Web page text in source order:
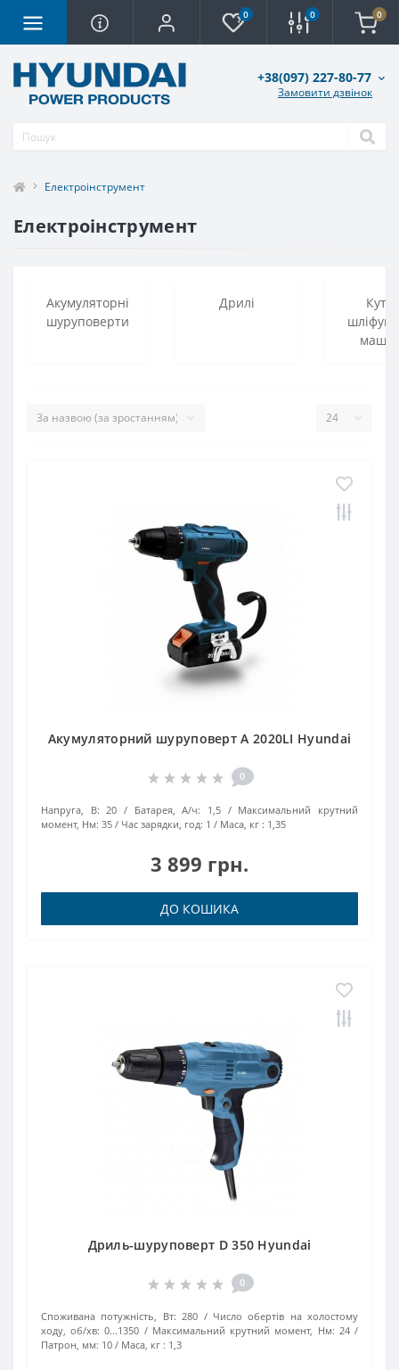
0 0 0
+38(097) 227-80-77
Замовити дзвінок
Електроінструмент
Електроінструмент
Акумуляторні
шуруповерти
Дрилі
Акумуляторний шуруповерт A 2020LI Hyundai
0
Напруга, В: 20 Батарея, А/ч: 1,5
Максимальний крутний
момент, Нм: 35 Час зарядки, год: 1 Маса, кг : 1,35
3 899 грн.
ДО КОШИКА
Дриль-шуруповерт D 350 Hyundai
0
Споживана потужність, Вт: 280
Число обертів на холостому
ходу, об/хв: 0...1350 Максимальний крутний момент, Нм: 24
Патрон, мм: 10 Маса, кг : 1,3